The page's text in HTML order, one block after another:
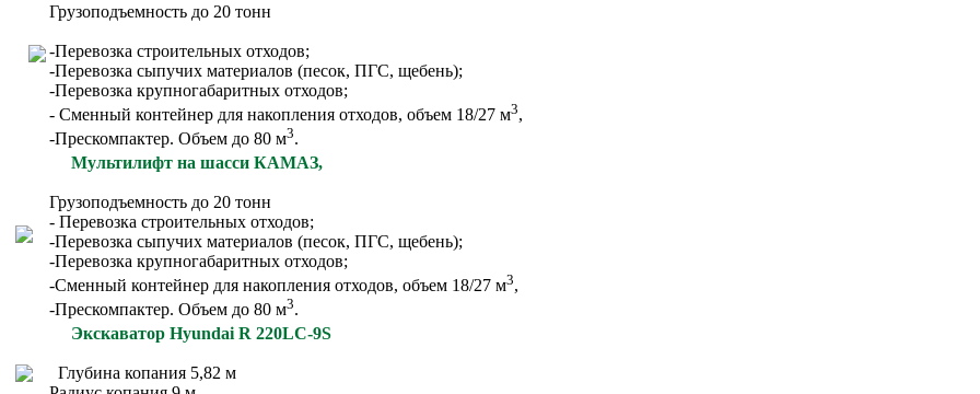
Грузоподъемность до 20 тонн
-Перевозка строительных отходов;
-Перевозка сыпучих материалов (песок, ПГС, щебень);
-Перевозка крупногабаритных отходов;
- Сменный контейнер для накопления отходов, объем 18/27 м3,
-Прескомпактер. Объем до 80 м3.
Мультилифт на шасси КАМАЗ,
Грузоподъемность до 20 тонн
- Перевозка строительных отходов;
-Перевозка сыпучих материалов (песок, ПГС, щебень);
-Перевозка крупногабаритных отходов;
-Сменный контейнер для накопления отходов, объем 18/27 м3,
-Прескомпактер. Объем до 80 м3.
Экскаватор Hyundai R 220LC-9S
Глубина копания 5,82 м